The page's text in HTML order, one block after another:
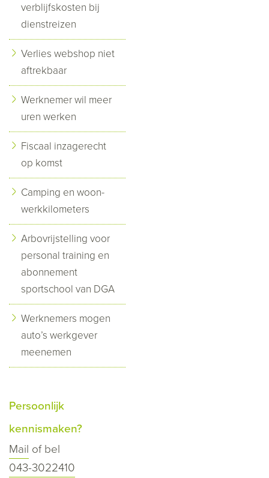
verblijfskosten bij
dienstreizen
Verlies webshop niet
aftrekbaar
Werknemer wil meer
uren werken
Fiscaal inzagerecht
op komst
Camping en woon-
werkkilometers
Arbovrijstelling voor
personal training en
abonnement
sportschool van DGA
Werknemers mogen
auto’s werkgever
meenemen
Persoonlijk
kennismaken?
Mail of bel
043-3022410